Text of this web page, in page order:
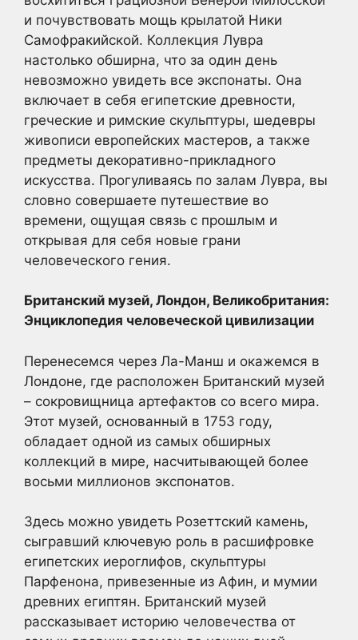
и почувствовать мощь крылатой Ники
Самофракийской. Коллекция Лувра
настолько обширна, что за один день
невозможно увидеть все экспонаты. Она
включает в себя египетские древности,
греческие и римские скульптуры, шедевры
живописи европейских мастеров, а также
предметы декоративно-прикладного
искусства. Прогуливаясь по залам Лувра, вы
словно совершаете путешествие во
времени, ощущая связь с прошлым и
открывая для себя новые грани
человеческого гения.
Британский музей, Лондон, Великобритания:
Энциклопедия человеческой цивилизации
Перенесемся через Ла-Манш и окажемся в
Лондоне, где расположен Британский музей
– сокровищница артефактов со всего мира.
Этот музей, основанный в 1753 году,
обладает одной из самых обширных
коллекций в мире, насчитывающей более
восьми миллионов экспонатов.
Здесь можно увидеть Розеттский камень,
сыгравший ключевую роль в расшифровке
египетских иероглифов, скульптуры
Парфенона, привезенные из Афин, и мумии
древних египтян. Британский музей
рассказывает историю человечества от